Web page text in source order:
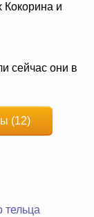
Кокорина и
сейчас они в
(12)
тельца